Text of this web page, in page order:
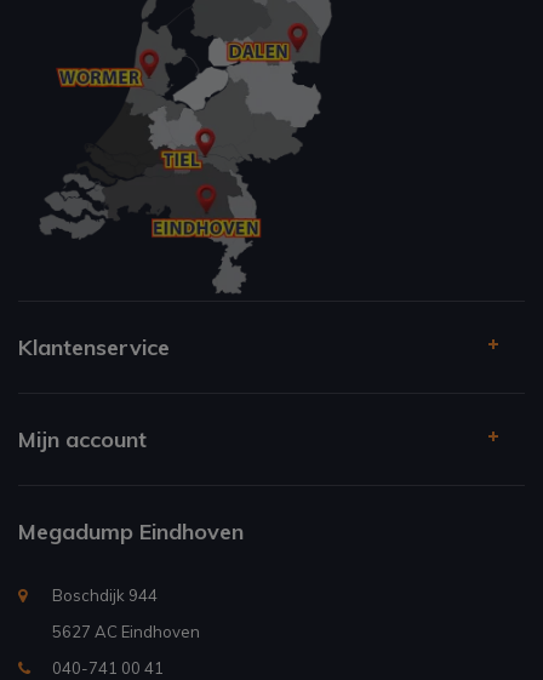
Klantenservice
Mijn account
Megadump Eindhoven
Boschdijk 944
5627 AC Eindhoven
040-741 00 41